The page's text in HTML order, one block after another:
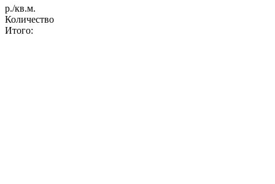
р./кв.м.
Количество
Итого: